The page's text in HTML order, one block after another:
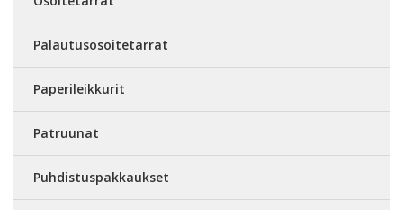
Palautusosoitetarrat
Paperileikkurit
Patruunat
Puhdistuspakkaukset